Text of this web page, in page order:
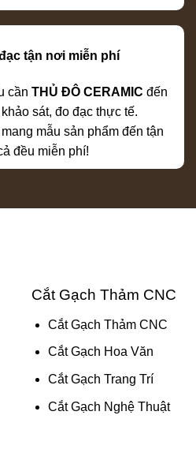
tận nơi miễn phí
cần THỦ ĐÔ CERAMIC đến
sát, đo đạc thực tế.
mẫu sản phẩm đến tận
đều miễn phí!
Cắt Gạch Thảm CNC
Cắt Gạch Thảm CNC
Cắt Gạch Hoa Văn
Cắt Gạch Trang Trí
Cắt Gạch Nghệ Thuật